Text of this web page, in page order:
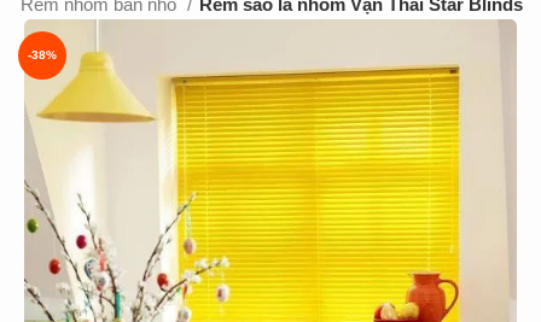
Rèm nhôm bản nhỏ Rèm sáo lá nhôm Vạn Thái Star Blinds
-38%